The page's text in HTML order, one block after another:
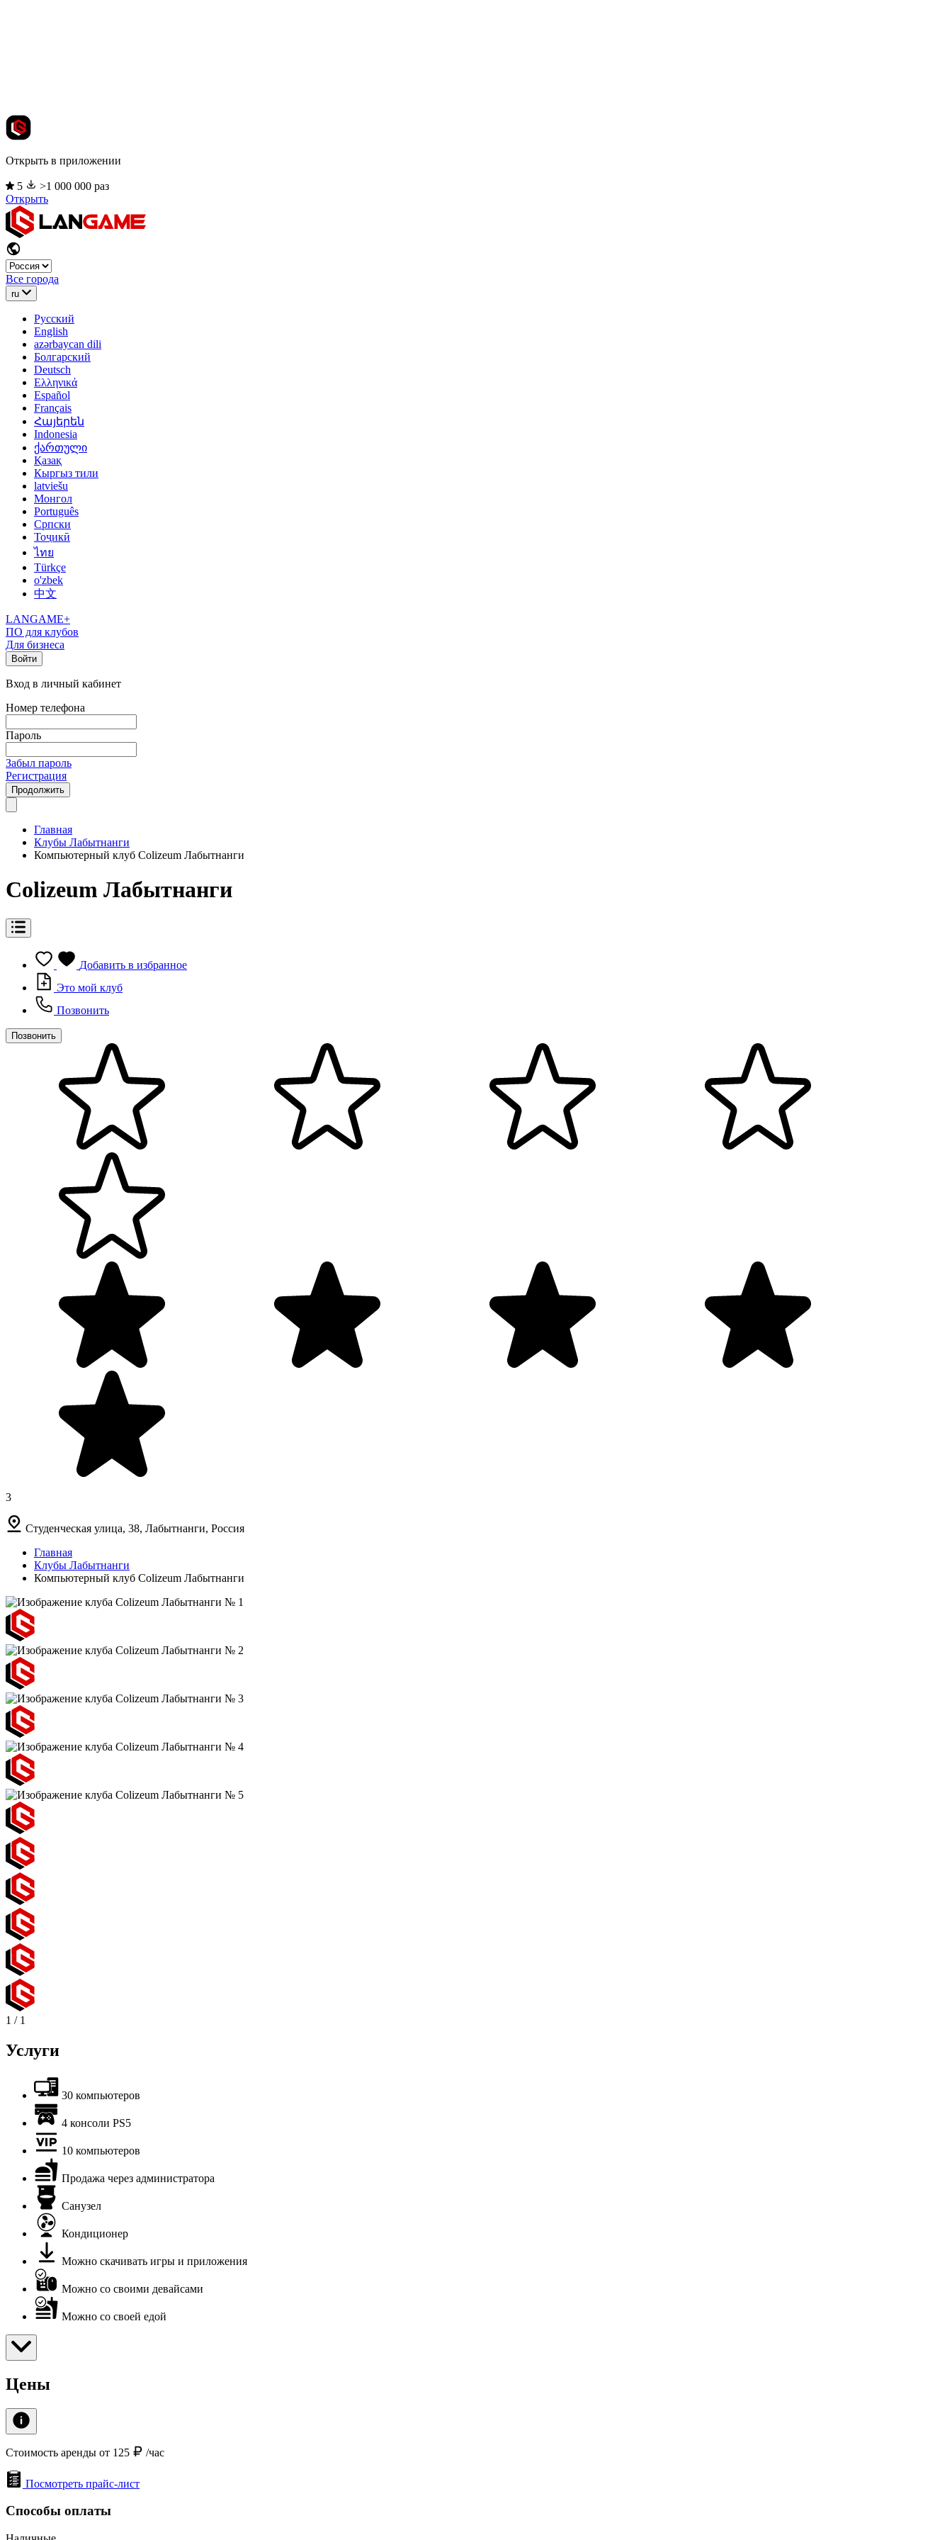
Открыть в приложении
5
>1 000 000 раз
Открыть
Все города
ru
Русский
English
azərbaycan dili
Болгарский
Deutsch
Ελληνικά
Español
Français
Հայերեն
Indonesia
ქართული
Қазақ
Кыргыз тили
latviešu
Монгол
Português
Српски
Тоҷикӣ
ไทย
Türkçe
o'zbek
中文
LANGAME+
ПО для клубов
Для бизнеса
Войти
Вход в личный кабинет
Номер телефона
Пароль
Забыл пароль
Регистрация
Продолжить
Главная
Клубы Лабытнанги
Компьютерный клуб Colizeum Лабытнанги
Colizeum Лабытнанги
Добавить в избранное
Это мой клуб
Позвонить
Позвонить
3
Студенческая улица, 38, Лабытнанги, Россия
Главная
Клубы Лабытнанги
Компьютерный клуб Colizeum Лабытнанги
1 / 1
Услуги
30 компьютеров
4 консоли PS5
10 компьютеров
Продажа через администратора
Санузел
Кондиционер
Можно скачивать игры и приложения
Можно со своими девайсами
Можно со своей едой
Цены
Стоимость аренды от 125 /час
Посмотреть прайс-лист
Способы оплаты